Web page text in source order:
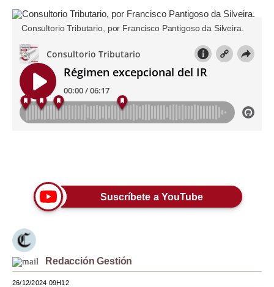
Pregunta de hoy
Blogs
Tendencias
Lujo
Viajes
Mundo
México
Consultorio Tributario, por Francisco Pantigoso da Silveira.
Suscríbete a YouTube
Redacción Gestión
26/12/2024 09H12